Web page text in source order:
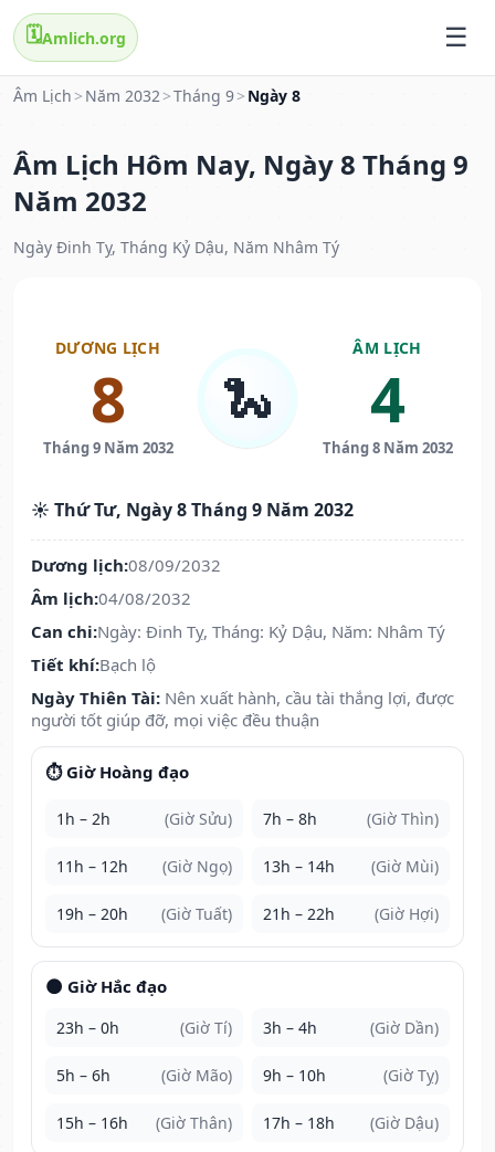
🗓️Amlich.org
Âm Lịch > Năm 2032>Tháng 9> Ngày 8
Âm Lịch Hôm Nay, Ngày 8 Tháng 9
Năm 2032
Ngày Đinh Tỵ, Tháng Kỷ Dậu, Năm Nhâm Tý
DƯƠNG LỊCH
8
Tháng 9 Năm 2032
🐍
ÂM LỊCH
4
Tháng 8 Năm 2032
☀️ Thứ Tư, Ngày 8 Tháng 9 Năm 2032
Dương lịch:08/09/2032
Âm lịch:04/08/2032
Can chi:Ngày: Đinh Tỵ, Tháng: Kỷ Dậu, Năm: Nhâm Tý
Tiết khí:Bạch lộ
Ngày Thiên Tài: Nên xuất hành, cầu tài thắng lợi, được
người tốt giúp đỡ, mọi việc đều thuận
⏱️ Giờ Hoàng đạo
1h – 2h (Giờ Sửu) 7h – 8h (Giờ Thìn)
11h – 12h (Giờ Ngọ) 13h – 14h (Giờ Mùi)
19h – 20h (Giờ Tuất) 21h – 22h (Giờ Hợi)
🌑 Giờ Hắc đạo
23h – 0h (Giờ Tí) 3h – 4h (Giờ Dần)
5h – 6h (Giờ Mão) 9h – 10h (Giờ Tỵ)
15h – 16h (Giờ Thân) 17h – 18h (Giờ Dậu)